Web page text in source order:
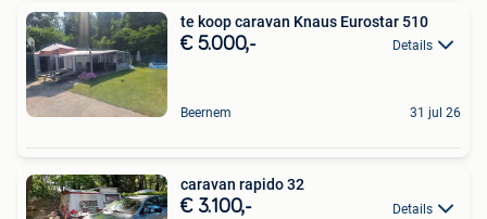
te koop caravan Knaus Eurostar 510
€ 5.000,- Details
Beernem 31 jul 26
caravan rapido 32
€ 3.100,- Details